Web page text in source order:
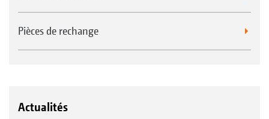
Pièces de rechange
Actualités